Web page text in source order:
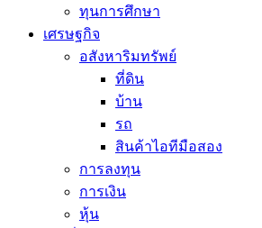
ทุนการศึกษา
เศรษฐกิจ
อสังหาริมทรัพย์
ที่ดิน
บ้าน
รถ
สินค้าไอทีมือสอง
การลงทุน
การเงิน
หุ้น